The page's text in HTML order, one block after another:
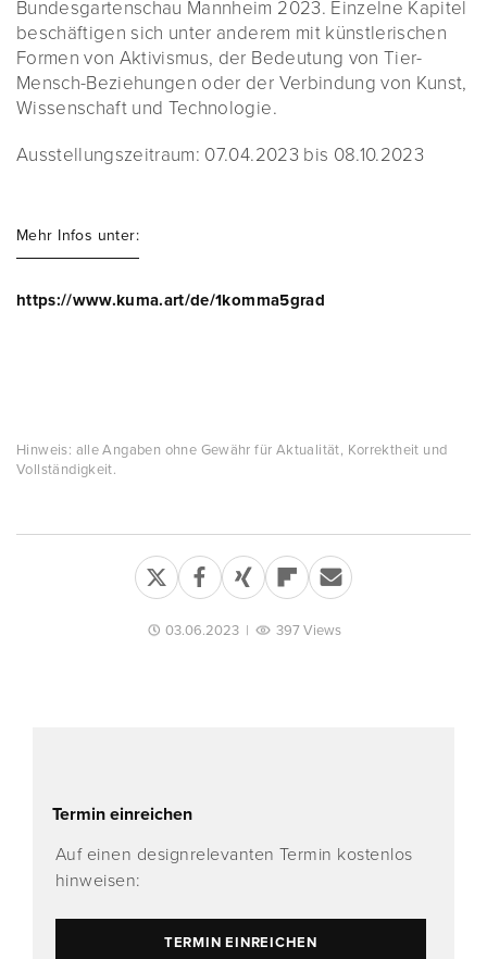
Bundesgartenschau Mannheim 2023. Einzelne Kapitel
beschäftigen sich unter anderem mit künstlerischen
Formen von Aktivismus, der Bedeutung von Tier-
Mensch-Beziehungen oder der Verbindung von Kunst,
Wissenschaft und Technologie.
Ausstellungszeitraum: 07.04.2023 bis 08.10.2023
Mehr Infos unter:
https://www.kuma.art/de/1komma5grad
Hinweis: alle Angaben ohne Gewähr für Aktualität, Korrektheit und
Vollständigkeit.
03.06.2023| 397 Views
Termin einreichen
Auf einen designrelevanten Termin kostenlos
hinweisen:
TERMIN EINREICHEN